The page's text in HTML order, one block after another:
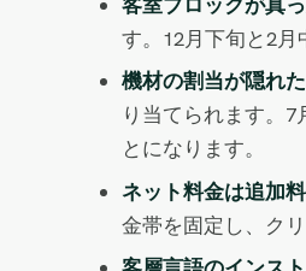
す。12月下旬と2
機材の割当が隠れ
り当てられます。
とになります。
ネット料金は追加
金帯を固定し、ク